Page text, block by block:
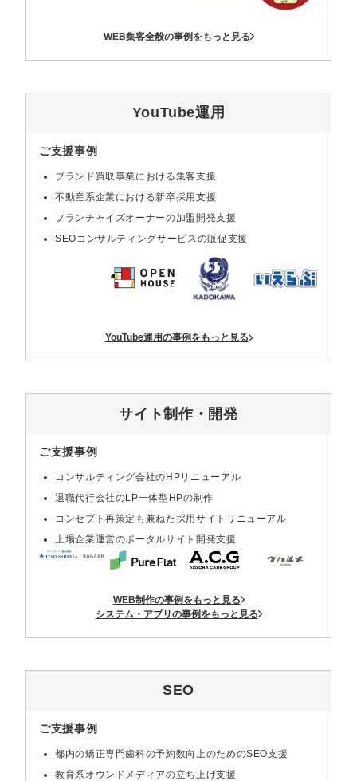
WEB集客全般の事例をもっと見る
YouTube運用
ご支援事例
ブランド買取事業における集客支援
不動産系企業における新卒採用支援
フランチャイズオーナーの加盟開発支援
SEOコンサルティングサービスの販促支援
YouTube運用の事例をもっと見る
サイト制作・開発
ご支援事例
コンサルティング会社のHPリニューアル
退職代行会社のLP一体型HPの制作
コンセプト再策定も兼ねた採用サイトリニューアル
上場企業運営のポータルサイト開発支援
WEB制作の事例をもっと見る
システム・アプリの事例をもっと見る
SEO
ご支援事例
都内の矯正専門歯科の予約数向上のためのSEO支援
教育系オウンドメディアの立ち上げ支援